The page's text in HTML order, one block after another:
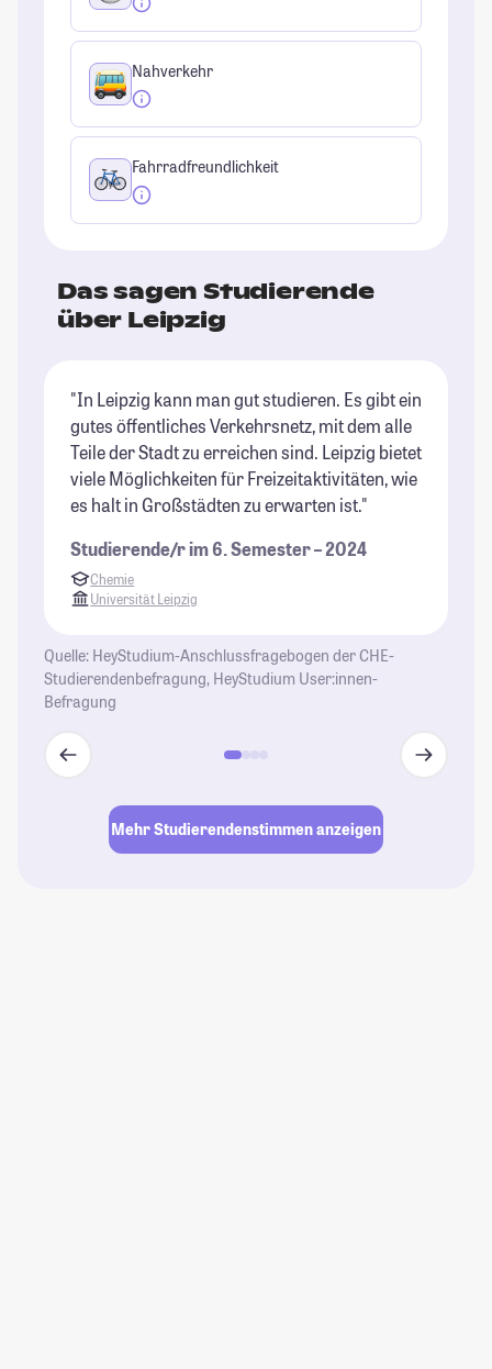
Nahverkehr
Fahrradfreundlichkeit
Das sagen Studierende
über Leipzig
"In Leipzig kann man gut studieren. Es gibt ein
gutes öffentliches Verkehrsnetz, mit dem alle
Teile der Stadt zu erreichen sind. Leipzig bietet
viele Möglichkeiten für Freizeitaktivitäten, wie
es halt in Großstädten zu erwarten ist."
Studierende/r im 6. Semester – 2024
Chemie
Universität Leipzig
Quelle: HeyStudium-Anschlussfragebogen der CHE-
Studierendenbefragung, HeyStudium User:innen-
Befragung
Mehr Studierendenstimmen anzeigen